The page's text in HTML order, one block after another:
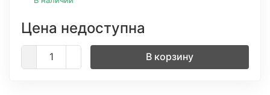
Цена недоступна
В корзину